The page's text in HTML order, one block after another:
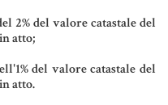
del
2% del valore catastale del
atto;
del valore catastale del
atto.